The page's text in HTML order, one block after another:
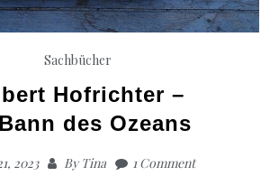
Sachbücher
Hofrichter –
des Ozeans
2023 ByTina 1 Comment